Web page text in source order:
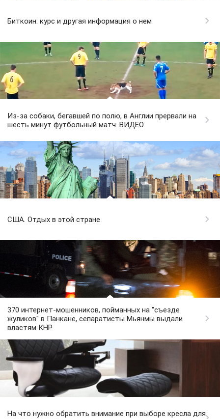
Биткоин: курс и другая информация о нем
Из-за собаки, бегавшей по полю, в Англии прервали на
шесть минут футбольный матч. ВИДЕО
США. Отдых в этой стране
370 интернет-мошенников, пойманных на "съезде
жуликов" в Панкане, сепаратисты Мьянмы выдали
властям КНР
На что нужно обратить внимание при выборе кресла для